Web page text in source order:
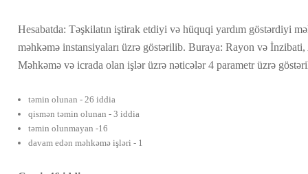
Hesabatda: Təşkilatın iştirak etdiyi və hüquqi yardım göstərdiyi
məhkəmə instansiyaları üzrə göstərilib. Buraya: Rayon və
Məhkəmə və icrada olan işlər üzrə nəticələr 4 parametr üzrə
təmin olunan - 26 iddia
qismən təmin olunan - 3 iddia
təmin olunmayan -16
davam edən məhkəmə işləri - 1